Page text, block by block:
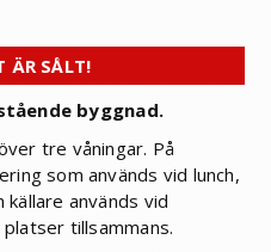
ÄR SÅLT!
byggnad.
tre våningar. På
som används vid lunch,
används vid
tillsammans.